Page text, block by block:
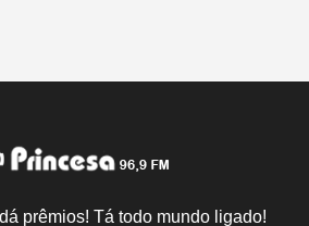
prêmios! Tá todo mundo ligado!